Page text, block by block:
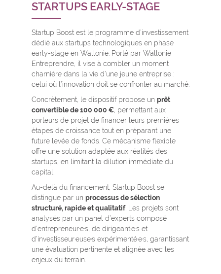
STARTUPS EARLY-STAGE
Startup Boost est le programme d’investissement
dédié aux startups technologiques en phase
early-stage en Wallonie. Porté par Wallonie
Entreprendre, il vise à combler un moment
charnière dans la vie d’une jeune entreprise :
celui où l’innovation doit se confronter au marché.
Concrètement, le dispositif propose un prêt
convertible de 100 000 € , permettant aux
porteurs de projet de financer leurs premières
étapes de croissance tout en préparant une
future levée de fonds. Ce mécanisme flexible
offre une solution adaptée aux réalités des
startups, en limitant la dilution immédiate du
capital.
Au-delà du financement, Startup Boost se
distingue par un processus de sélection
structuré, rapide et qualitatif. Les projets sont
analysés par un panel d’experts composé
d’entrepreneur·e·s, de dirigeant·e·s et
d’investisseur·euse·s expérimenté·e·s, garantissant
une évaluation pertinente et alignée avec les
enjeux du terrain.